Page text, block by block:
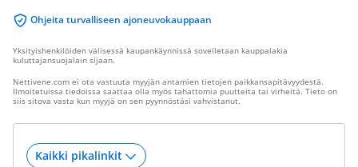
Ohjeita turvalliseen ajoneuvokauppaan
Yksityishenkilöiden välisessä kaupankäynnissä sovelletaan kauppalakia
kuluttajansuojalain sijaan.
Nettivene.com ei ota vastuuta myyjän antamien tietojen paikkansapitävyydestä.
Ilmoitetuissa tiedoissa saattaa olla myös tahattomia puutteita tai virheitä. Tieto on
siis sitova vasta kun myyjä on sen pyynnöstäsi vahvistanut.